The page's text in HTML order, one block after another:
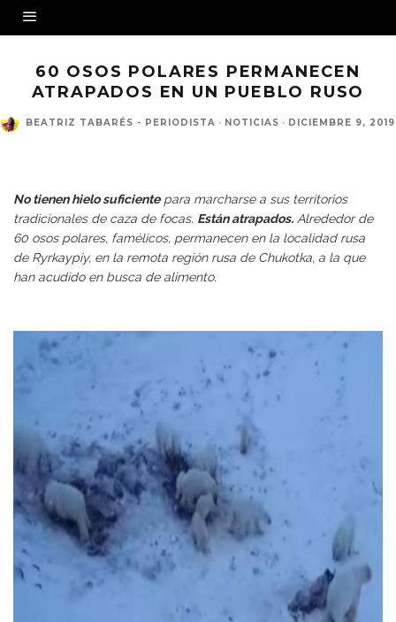
60 OSOS POLARES PERMANECEN
ATRAPADOS EN UN PUEBLO RUSO
BEATRIZ TABARÉS - PERIODISTA · NOTICIAS · DICIEMBRE 9, 2019
No tienen hielo suficientepara marcharse a sus territorios
tradicionales de caza de focas. Están atrapados. Alrededor de
60 osos polares, famélicos, permanecen en la localidad rusa
de Ryrkaypiy, en la remota región rusa de Chukotka, a la que
han acudido en busca de alimento.